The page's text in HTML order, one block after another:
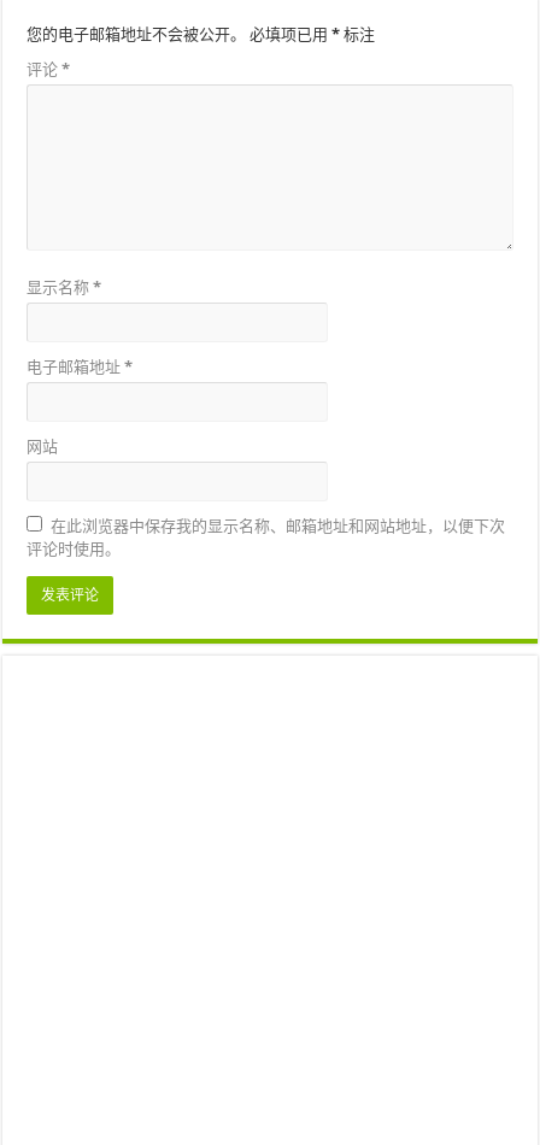
您的电子邮箱地址不会被公开。 必填项已用* 标注
评论*
显示名称*
电子邮箱地址*
网站
在此浏览器中保存我的显示名称、邮箱地址和网站地址，以便下次
评论时使用。